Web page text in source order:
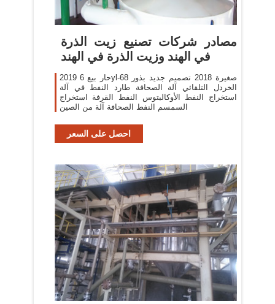
مصادر شركات تصنيع زيت الذرة
في الهند وزيت الذرة في الهند
2019 حار بيع 6yl-68 صغيرة 2018 تصميم جديد بذور
الخردل التلقائي آلة الصحافة طارد النفط في آلة
استخراج النفط الأوكالبتوس النفط القرفة استخراج
السمسم النفط الصحافة آلة من الصين
احصل على السعر